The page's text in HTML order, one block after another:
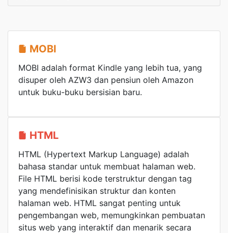
MOBI
MOBI adalah format Kindle yang lebih tua, yang
disuper oleh AZW3 dan pensiun oleh Amazon
untuk buku-buku bersisian baru.
HTML
HTML (Hypertext Markup Language) adalah
bahasa standar untuk membuat halaman web.
File HTML berisi kode terstruktur dengan tag
yang mendefinisikan struktur dan konten
halaman web. HTML sangat penting untuk
pengembangan web, memungkinkan pembuatan
situs web yang interaktif dan menarik secara